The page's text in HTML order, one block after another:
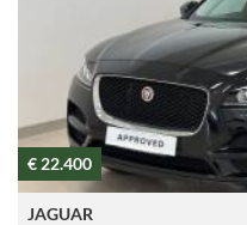
ROVER
JAGUAR
MITSUBISHI
€ 22.400
JAGUAR